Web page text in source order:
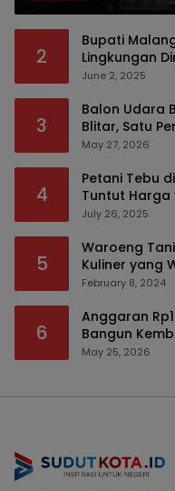
2
Bupati
Lingkungan
Modus
June 2, 2025
3
Balon Udara
Blitar, Satu
Serius
May 27, 2026
4
Petani Tebu
Tuntut Harga
July 26, 2025
5
Waroeng Tani
Kuliner yang
February 8, 2024
6
Anggaran
Bangun
Bencana
May 25, 2026